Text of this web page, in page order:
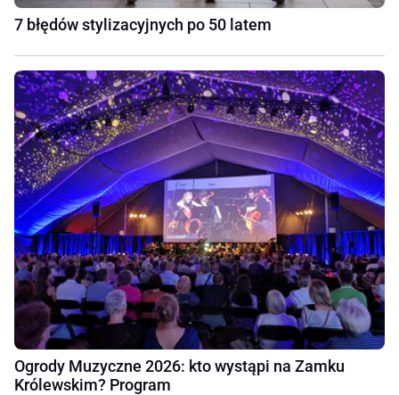
7 błędów stylizacyjnych po 50 latem
Ogrody Muzyczne 2026: kto wystąpi na Zamku
Królewskim? Program